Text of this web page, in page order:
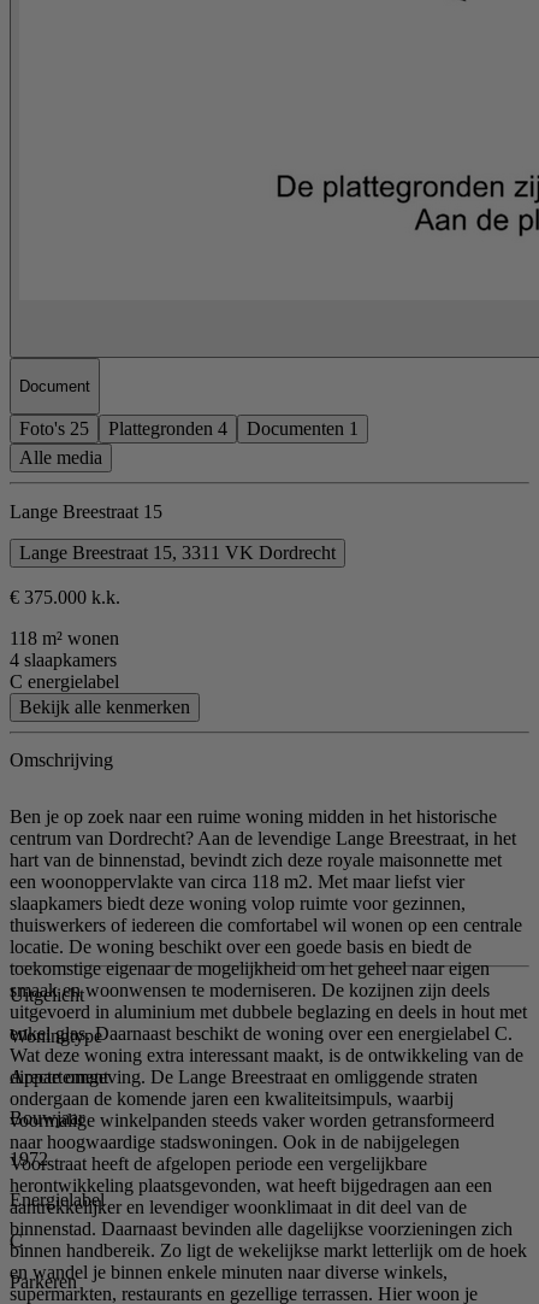
Document
Foto's 25 Plattegronden 4 Documenten 1
Alle media
Lange Breestraat 15
Lange Breestraat 15, 3311 VK Dordrecht
€ 375.000 k.k.
118 m² wonen
4 slaapkamers
C energielabel
Bekijk alle kenmerken
Omschrijving
Ben je op zoek naar een ruime woning midden in het historische
centrum van Dordrecht? Aan de levendige Lange Breestraat, in het
hart van de binnenstad, bevindt zich deze royale maisonnette met
een woonoppervlakte van circa 118 m2. Met maar liefst vier
slaapkamers biedt deze woning volop ruimte voor gezinnen,
thuiswerkers of iedereen die comfortabel wil wonen op een centrale
locatie. De woning beschikt over een goede basis en biedt de
toekomstige eigenaar de mogelijkheid om het geheel naar eigen
smaak en woonwensen te moderniseren. De kozijnen zijn deels
uitgevoerd in aluminium met dubbele beglazing en deels in hout met
enkel glas. Daarnaast beschikt de woning over een energielabel C.
Wat deze woning extra interessant maakt, is de ontwikkeling van de
directe omgeving. De Lange Breestraat en omliggende straten
ondergaan de komende jaren een kwaliteitsimpuls, waarbij
voormalige winkelpanden steeds vaker worden getransformeerd
naar hoogwaardige stadswoningen. Ook in de nabijgelegen
Voorstraat heeft de afgelopen periode een vergelijkbare
herontwikkeling plaatsgevonden, wat heeft bijgedragen aan een
aantrekkelijker en levendiger woonklimaat in dit deel van de
binnenstad. Daarnaast bevinden alle dagelijkse voorzieningen zich
binnen handbereik. Zo ligt de wekelijkse markt letterlijk om de hoek
en wandel je binnen enkele minuten naar diverse winkels,
supermarkten, restaurants en gezellige terrassen. Hier woon je
Uitgelicht
Woningtype
Appartement
Bouwjaar
1972
Energielabel
C
Parkeren